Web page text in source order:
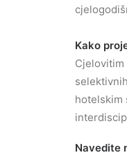
Kako
hotelskim
Navedite